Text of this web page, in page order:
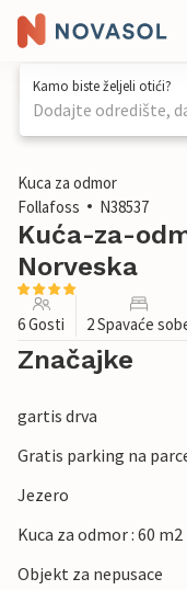
Kamo biste željeli otići?
Dodajte odredište,
1 / 15
Kuca za odmor
Follafoss
N38537
Kuća-za-
Norveska
6 Gosti 2 Spavaće
Značajke
gartis drva
Gratis parking na
Jezero
Kuca za odmor : 60 m2
Objekt za nepusace